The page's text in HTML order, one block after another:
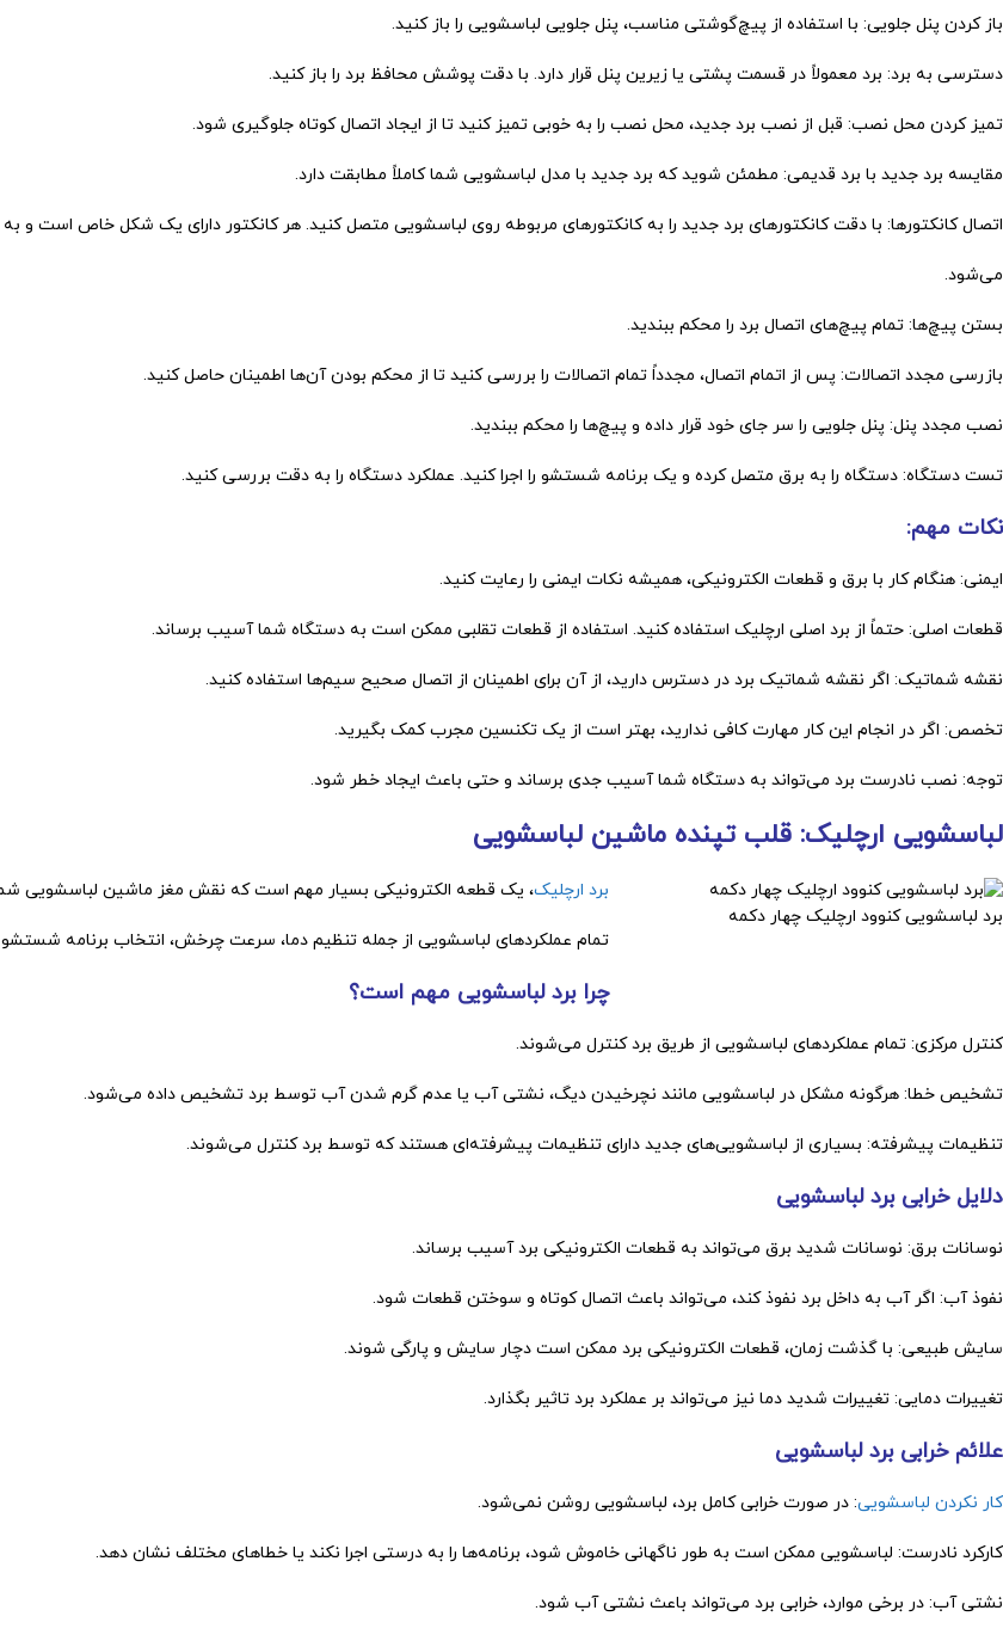
باز کردن پنل جلویی: با استفاده از پیچ‌گوشتی مناسب، پنل جلویی لباسشویی را باز کنید.
دسترسی به برد: برد معمولاً در قسمت پشتی یا زیرین پنل قرار دارد. با دقت پوشش محافظ برد را باز کنید.
تمیز کردن محل نصب: قبل از نصب برد جدید، محل نصب را به خوبی تمیز کنید تا از ایجاد اتصال کوتاه جلوگیری شود.
مقایسه برد جدید با برد قدیمی: مطمئن شوید که برد جدید با مدل لباسشویی شما کاملاً مطابقت دارد.
اتصال کانکتورها: با دقت کانکتورهای برد جدید را به کانکتورهای مربوطه روی لباسشویی متصل کنید. هر کانکتور دارای یک شکل خاص است
می‌شود.
بستن پیچ‌ها: تمام پیچ‌های اتصال برد را محکم ببندید.
بازرسی مجدد اتصالات: پس از اتمام اتصال، مجدداً تمام اتصالات را بررسی کنید تا از محکم بودن آن‌ها اطمینان حاصل کنید.
نصب مجدد پنل: پنل جلویی را سر جای خود قرار داده و پیچ‌ها را محکم ببندید.
تست دستگاه: دستگاه را به برق متصل کرده و یک برنامه شستشو را اجرا کنید. عملکرد دستگاه را به دقت بررسی کنید.
نکات مهم:
ایمنی: هنگام کار با برق و قطعات الکترونیکی، همیشه نکات ایمنی را رعایت کنید.
قطعات اصلی: حتماً از برد اصلی ارچلیک استفاده کنید. استفاده از قطعات تقلبی ممکن است به دستگاه شما آسیب برساند.
نقشه شماتیک: اگر نقشه شماتیک برد در دسترس دارید، از آن برای اطمینان از اتصال صحیح سیم‌ها استفاده کنید.
تخصص: اگر در انجام این کار مهارت کافی ندارید، بهتر است از یک تکنسین مجرب کمک بگیرید.
توجه: نصب نادرست برد می‌تواند به دستگاه شما آسیب جدی برساند و حتی باعث ایجاد خطر شود.
لباسشویی ارچلیک: قلب تپنده ماشین لباسشویی
برد لباسشویی کنوود ارچلیک چهار دکمه
برد ارچلیک، یک قطعه الکترونیکی بسیار مهم است که نقش مغز ماشین لباسشویی شما
تمام عملکردهای لباسشویی از جمله تنظیم دما، سرعت چرخش، انتخاب برنامه شستشو
چرا برد لباسشویی مهم است؟
کنترل مرکزی: تمام عملکردهای لباسشویی از طریق برد کنترل می‌شوند.
تشخیص خطا: هرگونه مشکل در لباسشویی مانند نچرخیدن دیگ، نشتی آب یا عدم گرم شدن آب توسط برد تشخیص داده می‌شود.
تنظیمات پیشرفته: بسیاری از لباسشویی‌های جدید دارای تنظیمات پیشرفته‌ای هستند که توسط برد کنترل می‌شوند.
دلایل خرابی برد لباسشویی
نوسانات برق: نوسانات شدید برق می‌تواند به قطعات الکترونیکی برد آسیب برساند.
نفوذ آب: اگر آب به داخل برد نفوذ کند، می‌تواند باعث اتصال کوتاه و سوختن قطعات شود.
سایش طبیعی: با گذشت زمان، قطعات الکترونیکی برد ممکن است دچار سایش و پارگی شوند.
تغییرات دمایی: تغییرات شدید دما نیز می‌تواند بر عملکرد برد تاثیر بگذارد.
علائم خرابی برد لباسشویی
کار نکردن لباسشویی: در صورت خرابی کامل برد، لباسشویی روشن نمی‌شود.
کارکرد نادرست: لباسشویی ممکن است به طور ناگهانی خاموش شود، برنامه‌ها را به درستی اجرا نکند یا خطاهای مختلف نشان دهد.
نشتی آب: در برخی موارد، خرابی برد می‌تواند باعث نشتی آب شود.